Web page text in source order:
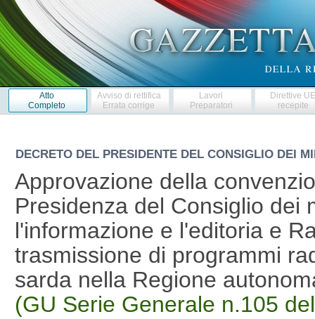
Atto
Completo
Avviso di rettifica
Errata corrige
Lavori
Preparatori
Direttive
recepite
DECRETO DEL PRESIDENTE DEL CONSIGLIO DEI
Approvazione della
Presidenza del Consiglio dei
l'informazione e l'editoria e
trasmissione di programmi
sarda nella Regione
(GU Serie Generale n.105